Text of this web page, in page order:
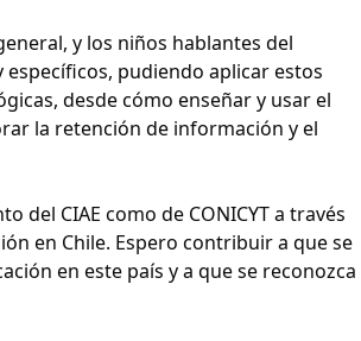
y los niños hablantes del
pudiendo aplicar estos
desde cómo enseñar y usar el
la retención de información y el
del CIAE como de CONICYT a través
en Chile. Espero contribuir a que se
en este país y a que se reconozca